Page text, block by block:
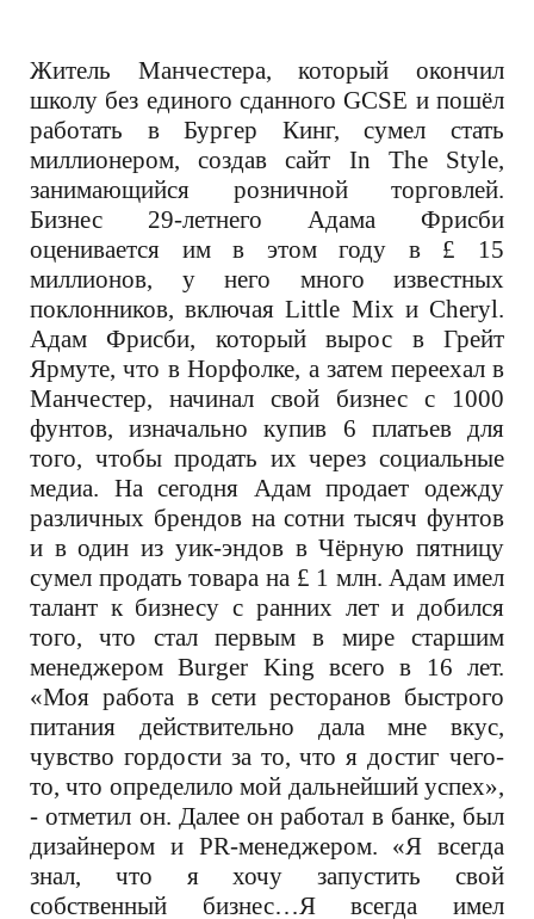
Житель Манчестера, который окончил
школу без единого сданногоGCSE и пошёл
работать в Бургер Кинг, сумел стать
миллионером, создав сайт In The Style,
занимающийся розничной торговлей.
Бизнес 29-летнего Адама Фрисби
оценивается им в этом году в £ 15
миллионов, у него много известных
поклонников, включая Little Mix и Cheryl.
Адам Фрисби, который вырос в Грейт
Ярмуте, что в Норфолке, а затем переехал в
Манчестер, начинал свой бизнес с 1000
фунтов, изначально купив 6 платьев для
того, чтобы продать их через социальные
медиа. На сегодня Адам продает одежду
различных брендов на сотни тысяч фунтов
и в один из уик-эндов в Чёрную пятницу
сумел продать товара на £ 1 млн. Адам имел
талант к бизнесу с ранних лет и добился
того, что стал первым в мире старшим
менеджеромBurger Kingвсего в 16 лет.
«Моя работа в сети ресторанов быстрого
питания действительно дала мне вкус,
чувство гордости за то, что я достиг чего-
то, что определило мой дальнейший успех»,
- отметил он. Далее он работал в банке, был
дизайнером и PR-менеджером. «Я всегда
знал, что я хочу запустить свой
собственный бизнес…Я всегда имел